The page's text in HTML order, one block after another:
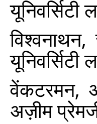
विश्वनाथन,
वेंकटरमन,
अज़ीम